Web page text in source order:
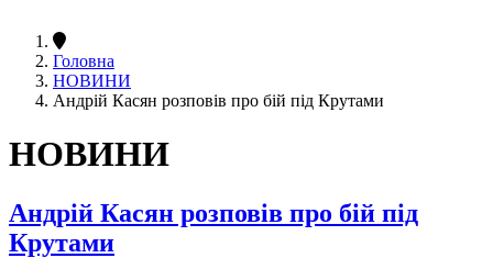
Головна
НОВИНИ
Андрій Касян розповів про бій під Крутами
НОВИНИ
Андрій Касян розповів про бій під
Крутами